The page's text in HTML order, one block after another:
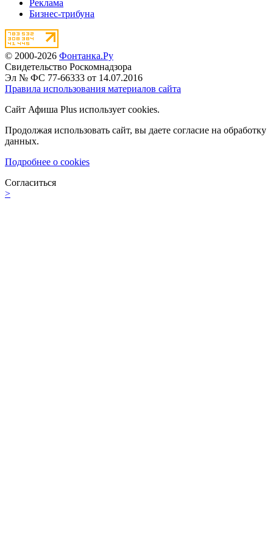
Реклама
Бизнес-трибуна
© 2000-2026 Фонтанка.Ру
Свидетельство Роскомнадзора
Эл № ФС 77-66333 от 14.07.2016
Правила использования материалов сайта
Сайт Афиша Plus использует cookies.
Продолжая использовать сайт, вы даете согласие на обработку
данных.
Подробнее о cookies
Согласиться
>